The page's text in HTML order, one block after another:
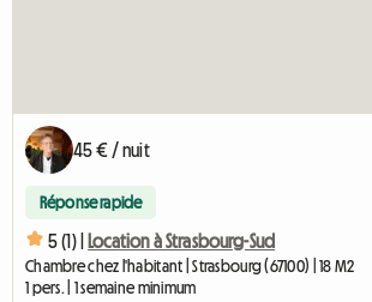
45 € / nuit
Réponse rapide
5 (1) | Location à Strasbourg-Sud
Chambre chez l'habitant | Strasbourg (67100) | 18 M2
1 pers. | 1 semaine minimum